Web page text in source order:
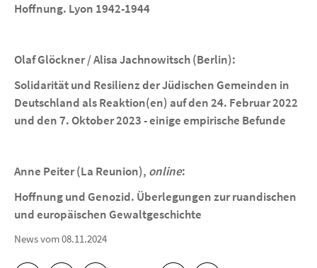
Hoffnung. Lyon 1942-1944
Olaf Glöckner / Alisa Jachnowitsch (Berlin):
Solidarität und Resilienz der Jüdischen Gemeinden in
Deutschland als Reaktion(en) auf den 24. Februar 2022
und den 7. Oktober 2023 - einige empirische Befunde
Anne Peiter (La Reunion), online:
Hoffnung und Genozid. Überlegungen zur ruandischen
und europäischen Gewaltgeschichte
News vom 08.11.2024